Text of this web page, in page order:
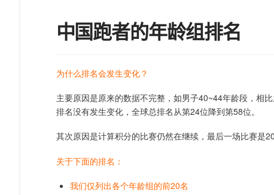
年龄组
50-54
70-74
中国跑者的年龄组排名
为什么排名会发生变化？
主要原因是原来的数据不完整，如男子40~44年龄段，相
排名没有发生变化，全球总排名从第24位降到第58位。
其次原因是计算积分的比赛仍然在继续，最后一场比赛是
关于下面的排名：
我们仅列出各个年龄组的前20名